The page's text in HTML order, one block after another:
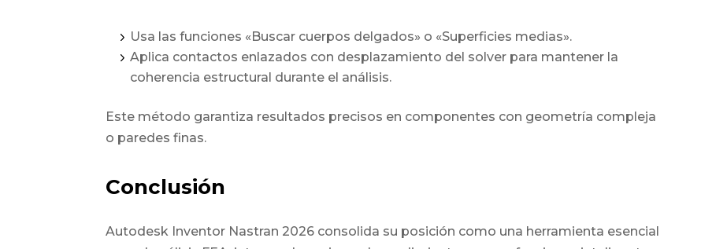
Usa las funciones «Buscar cuerpos delgados» o «Superficies medias».
Aplica contactos enlazados con desplazamiento del solver para mantener la
coherencia estructural durante el análisis.
Este método garantiza resultados precisos en componentes con geometría compleja
o paredes finas.
Conclusión
Autodesk Inventor Nastran 2026 consolida su posición como una herramienta esencial